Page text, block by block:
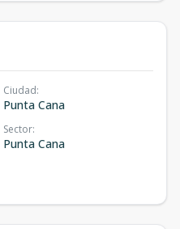
Ciudad:
Punta Cana
Sector:
Punta Cana